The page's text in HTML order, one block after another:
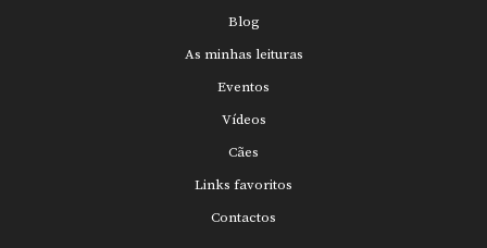
Blog
As minhas leituras
Eventos
Vídeos
Cães
Links favoritos
Contactos